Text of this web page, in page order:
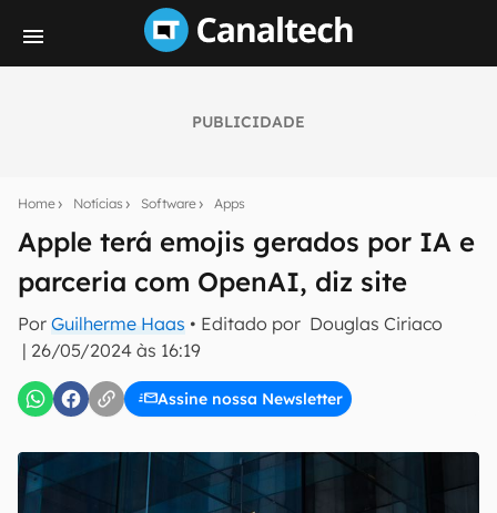
PUBLICIDADE
Home Notícias Software Apps
Apple terá emojis gerados por IA e
parceria com OpenAI, diz site
Por Guilherme Haas • Editado por Douglas Ciriaco
| 26/05/2024 às 16:19
Assine nossa Newsletter
notícias e reviews sobre tecnologia em primeira
mão.
E-mail
Uso e Política de Privacidade do Canaltech.